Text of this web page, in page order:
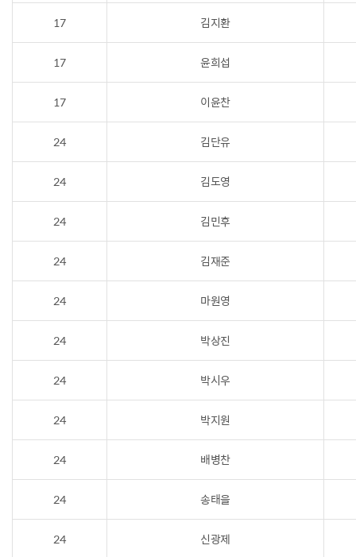
17 김지환
17 윤희섭
17 이윤찬
24 김단유
24 김도영
24 김민후
24 김재준
24 마원영
24 박상진
24 박시우
24 박지원
24 배병찬
24 송태을
24 신광제